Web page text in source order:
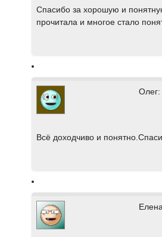
Спасибо за хорошую и
прочитала и многое стало
Олег:
Всё доходчиво и